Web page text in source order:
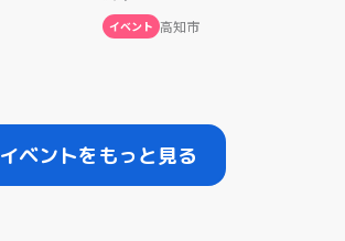
イベント 高知市
イベントをもっと見る